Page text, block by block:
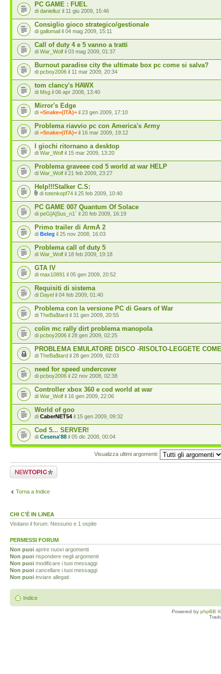
PC GAME : FUEL
di danielluz il 11 giu 2009, 15:46
Consiglio gioco strategico/gestionale
di gallomail il 04 mag 2009, 15:11
Call of duty 4 e 5 vanno a tratti
di War_Wolf il 03 mag 2009, 01:37
Burnout paradise city the ultimate box pc come si salva?
di pcboy2006 il 11 mar 2009, 20:34
tom clancy's HAWX
di Msg il 06 apr 2008, 13:40
Mirror's Edge
di =Snake=(ITA)= il 23 gen 2009, 17:10
Problema riavvio pc con America's Army
di =Snake=(ITA)= il 16 mar 2009, 19:12
I giochi ritornano a desktop
di War_Wolf il 15 mar 2009, 13:20
Problema graveee cod 5 world at war HELP
di War_Wolf il 21 feb 2009, 23:27
Help!!!Stalker C.S:
di totenkopf74 il 25 feb 2009, 10:40
PC GAME 007 Quantum Of Solace
di peG[A]Sus_n1` il 20 feb 2009, 16:19
Primo trailer di ArmA 2
di Beleg il 25 nov 2008, 16:03
Problema call of duty 5
di War_Wolf il 18 feb 2009, 19:18
GTA IV
di max10891 il 05 gen 2009, 20:52
Requisiti di sistema
di Dayel il 04 feb 2009, 01:40
Problema con la versione PC di Gears of War
di TheBa$tard il 31 gen 2009, 20:55
colin mc rally dirt problema manopola
di pcboy2006 il 28 gen 2009, 02:25
PROBLEMA EMULATORE DISCO -RISOLTO-LEGGETE
di TheBa$tard il 28 gen 2009, 02:03
need for speed undercover
di pcboy2006 il 22 nov 2008, 02:38
Controller xbox 360 e cod world at war
di War_Wolf il 16 gen 2009, 22:06
World of goo
di CaberNET54 il 15 gen 2009, 09:32
Cod 5... SERVER!
di Cesena'88 il 05 dic 2008, 00:04
Visualizza ultimi argomenti:
Scrivi un nuovo
argomento
Torna a Indice
CHI C’È IN LINEA
Visitano il forum: Nessuno e 1 ospite
PERMESSI FORUM
Non puoi aprire nuovi argomenti
Non puoi rispondere negli argomenti
Non puoi modificare i tuoi messaggi
Non puoi cancellare i tuoi messaggi
Non puoi inviare allegati
Indice
Powered by phpBB